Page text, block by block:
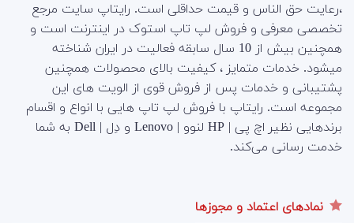
،رعایت حق الناس و قیمت حداقلی است. رایتاپ سایت مرجع
تخصصی معرفی و فروش لپ تاپ استوک در اینترنت است و
همچنین بیش از 10 سال سابقه فعالیت در ایران شناخته
میشود. خدمات متمایز ، کیفیت بالای محصولات همچنین
پشتیبانی و خدمات پس از فروش قوی از الویت های این
مجموعه است. رایتاپ با فروش لپ تاپ هایی با انواع و اقسام
برندهایی نظیر اچ پی | HP لنوو | Lenovo و دِل | Dell به شما
خدمت رسانی می‌کند.
نمادهای اعتماد و مجوزها